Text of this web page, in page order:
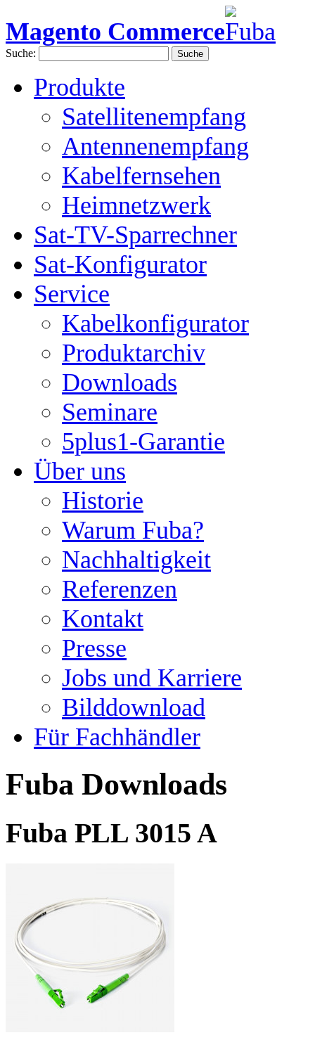
Magento Commerce
Suche: Suche
Produkte
Satellitenempfang
Antennenempfang
Kabelfernsehen
Heimnetzwerk
Sat-TV-Sparrechner
Sat-Konfigurator
Service
Kabelkonfigurator
Produktarchiv
Downloads
Seminare
5plus1-Garantie
Über uns
Historie
Warum Fuba?
Nachhaltigkeit
Referenzen
Kontakt
Presse
Jobs und Karriere
Bilddownload
Für Fachhändler
Fuba Downloads
Fuba PLL 3015 A